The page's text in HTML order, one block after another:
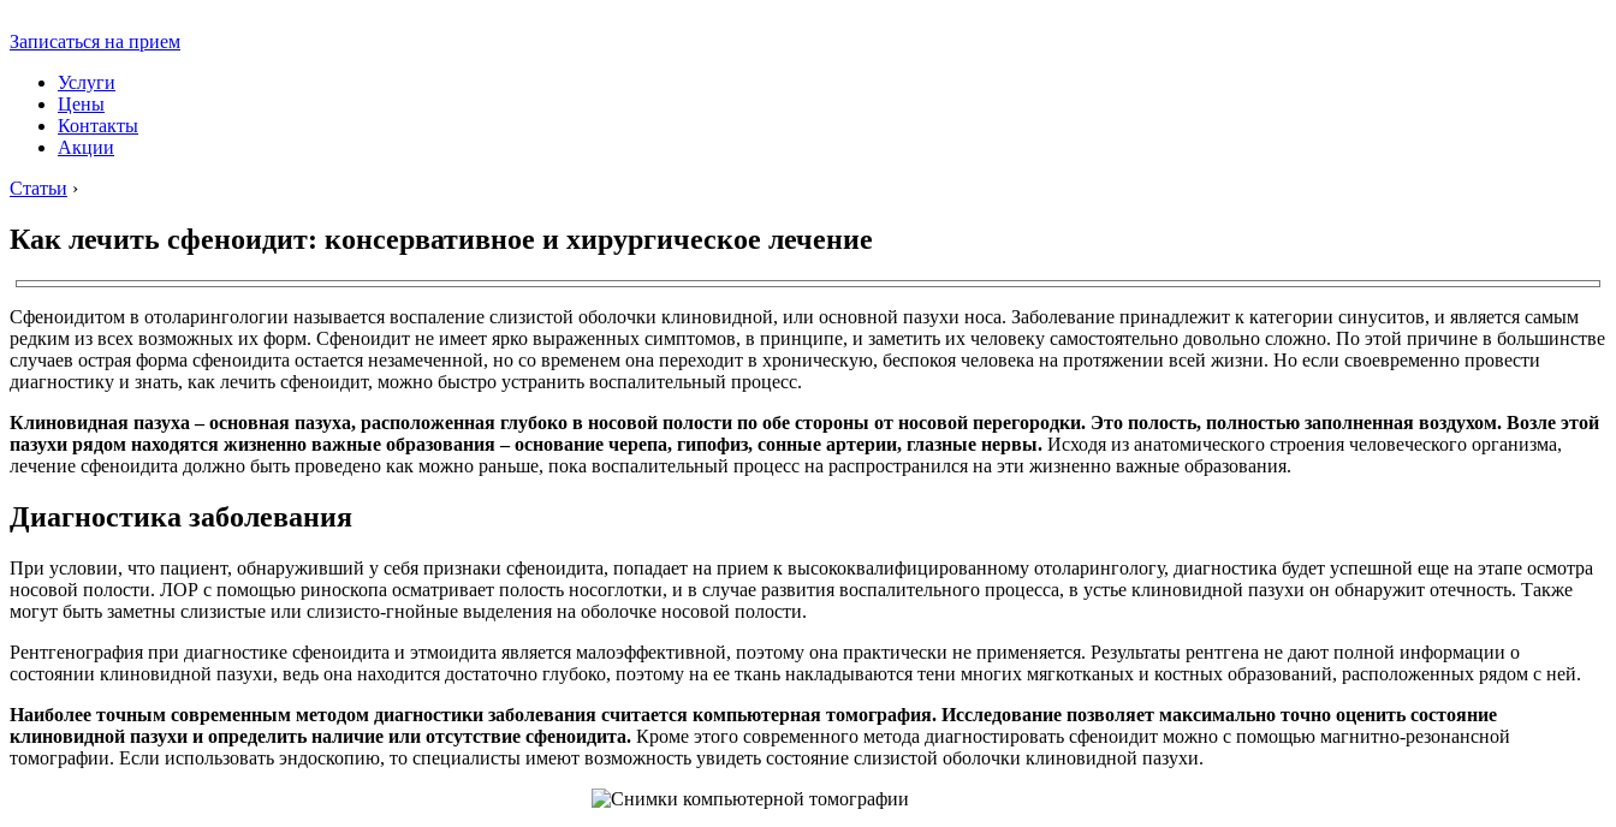
Записаться на прием
Услуги
Цены
Контакты
Акции
Статьи ›
Как лечить сфеноидит: консервативное и хирургическое лечение
Сфеноидитом в отоларингологии называется воспаление слизистой оболочки клиновидной, или основной пазухи носа. Заболевание принадлежит к категории синуситов, и является самым
редким из всех возможных их форм. Сфеноидит не имеет ярко выраженных симптомов, в принципе, и заметить их человеку самостоятельно довольно сложно. По этой причине в большинстве
случаев острая форма сфеноидита остается незамеченной, но со временем она переходит в хроническую, беспокоя человека на протяжении всей жизни. Но если своевременно провести
диагностику и знать, как лечить сфеноидит, можно быстро устранить воспалительный процесс.
Клиновидная пазуха – основная пазуха, расположенная глубоко в носовой полости по обе стороны от носовой перегородки. Это полость, полностью заполненная воздухом. Возле этой
пазухи рядом находятся жизненно важные образования – основание черепа, гипофиз, сонные артерии, глазные нервы. Исходя из анатомического строения человеческого организма,
лечение сфеноидита должно быть проведено как можно раньше, пока воспалительный процесс на распространился на эти жизненно важные образования.
Диагностика заболевания
При условии, что пациент, обнаруживший у себя признаки сфеноидита, попадает на прием к высококвалифицированному отоларингологу, диагностика будет успешной еще на этапе осмотра
носовой полости. ЛОР с помощью риноскопа осматривает полость носоглотки, и в случае развития воспалительного процесса, в устье клиновидной пазухи он обнаружит отечность. Также
могут быть заметны слизистые или слизисто-гнойные выделения на оболочке носовой полости.
Рентгенография при диагностике сфеноидита и этмоидита является малоэффективной, поэтому она практически не применяется. Результаты рентгена не дают полной информации о
состоянии клиновидной пазухи, ведь она находится достаточно глубоко, поэтому на ее ткань накладываются тени многих мягкотканых и костных образований, расположенных рядом с ней.
Наиболее точным современным методом диагностики заболевания считается компьютерная томография. Исследование позволяет максимально точно оценить состояние
клиновидной пазухи и определить наличие или отсутствие сфеноидита. Кроме этого современного метода диагностировать сфеноидит можно с помощью магнитно-резонансной
томографии. Если использовать эндоскопию, то специалисты имеют возможность увидеть состояние слизистой оболочки клиновидной пазухи.